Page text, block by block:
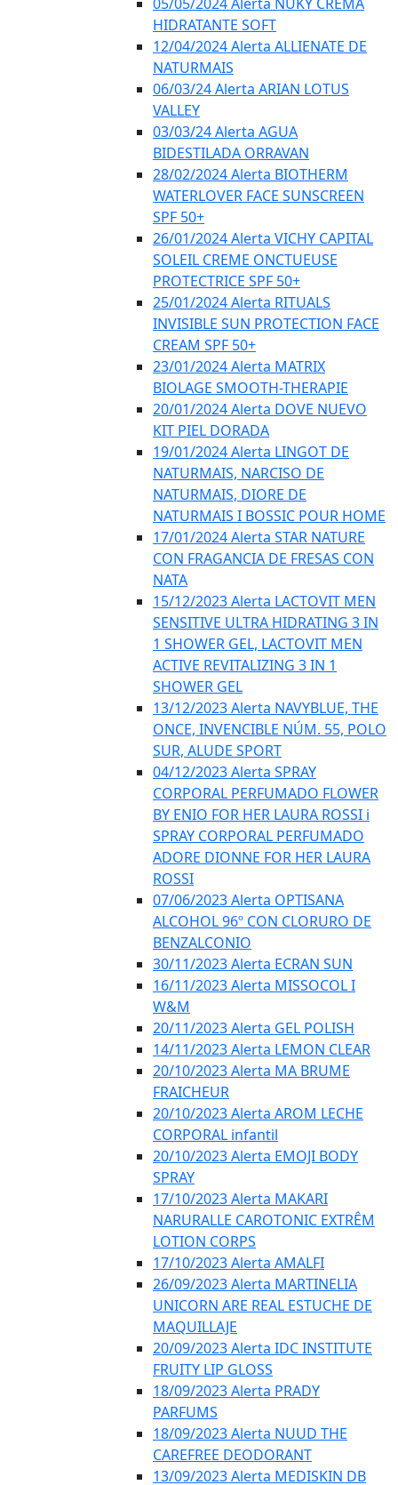
HIDRATANTE SOFT
12/04/2024 Alerta ALLIENATE DE
NATURMAIS
06/03/24 Alerta ARIAN LOTUS
VALLEY
03/03/24 Alerta AGUA
BIDESTILADA ORRAVAN
28/02/2024 Alerta BIOTHERM
WATERLOVER FACE SUNSCREEN
SPF 50+
26/01/2024 Alerta VICHY CAPITAL
SOLEIL CREME ONCTUEUSE
PROTECTRICE SPF 50+
25/01/2024 Alerta RITUALS
INVISIBLE SUN PROTECTION FACE
CREAM SPF 50+
23/01/2024 Alerta MATRIX
BIOLAGE SMOOTH-THERAPIE
20/01/2024 Alerta DOVE NUEVO
KIT PIEL DORADA
19/01/2024 Alerta LINGOT DE
NATURMAIS, NARCISO DE
NATURMAIS, DIORE DE
NATURMAIS I BOSSIC POUR HOME
17/01/2024 Alerta STAR NATURE
CON FRAGANCIA DE FRESAS CON
NATA
15/12/2023 Alerta LACTOVIT MEN
SENSITIVE ULTRA HIDRATING 3 IN
1 SHOWER GEL, LACTOVIT MEN
ACTIVE REVITALIZING 3 IN 1
SHOWER GEL
13/12/2023 Alerta NAVYBLUE, THE
ONCE, INVENCIBLE NÚM. 55, POLO
SUR, ALUDE SPORT
04/12/2023 Alerta SPRAY
CORPORAL PERFUMADO FLOWER
BY ENIO FOR HER LAURA ROSSI i
SPRAY CORPORAL PERFUMADO
ADORE DIONNE FOR HER LAURA
ROSSI
07/06/2023 Alerta OPTISANA
ALCOHOL 96º CON CLORURO DE
BENZALCONIO
30/11/2023 Alerta ECRAN SUN
16/11/2023 Alerta MISSOCOL I
W&M
20/11/2023 Alerta GEL POLISH
14/11/2023 Alerta LEMON CLEAR
20/10/2023 Alerta MA BRUME
FRAICHEUR
20/10/2023 Alerta AROM LECHE
CORPORAL infantil
20/10/2023 Alerta EMOJI BODY
SPRAY
17/10/2023 Alerta MAKARI
NARURALLE CAROTONIC EXTRÊM
LOTION CORPS
17/10/2023 Alerta AMALFI
26/09/2023 Alerta MARTINELIA
UNICORN ARE REAL ESTUCHE DE
MAQUILLAJE
20/09/2023 Alerta IDC INSTITUTE
FRUITY LIP GLOSS
18/09/2023 Alerta PRADY
PARFUMS
18/09/2023 Alerta NUUD THE
CAREFREE DEODORANT
13/09/2023 Alerta MEDISKIN DB